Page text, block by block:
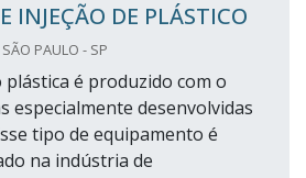
INJEÇÃO DE PLÁSTICO
PAULO - SP
plástica é produzido com o
especialmente desenvolvidas
tipo de equipamento é
na indústria de